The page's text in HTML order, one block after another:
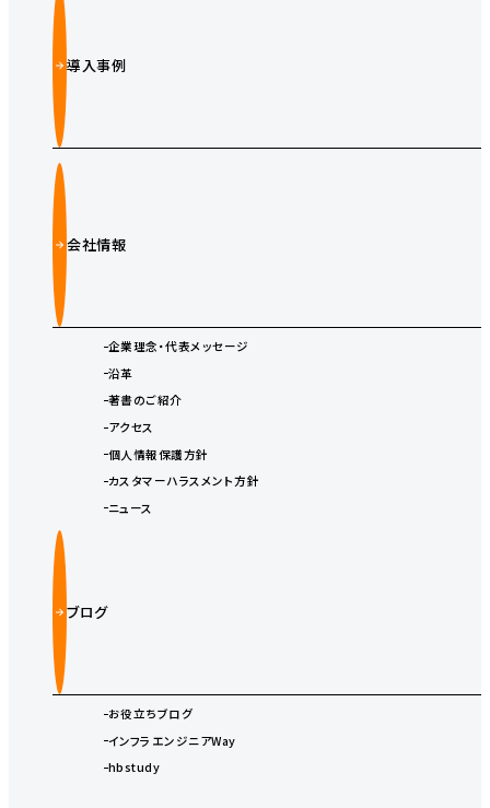
導入事例
会社情報
企業理念・代表メッセージ
沿革
著書のご紹介
アクセス
個人情報保護方針
カスタマーハラスメント方針
ニュース
ブログ
お役立ちブログ
インフラエンジニアWay
hbstudy